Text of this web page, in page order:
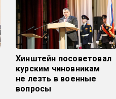
Хинштейн посоветовал
курским чиновникам
не лезть в военные
вопросы